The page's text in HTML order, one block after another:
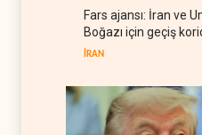
BM
belge
Fars ajansı: İran ve
Boğazı için geçiş
İRAN